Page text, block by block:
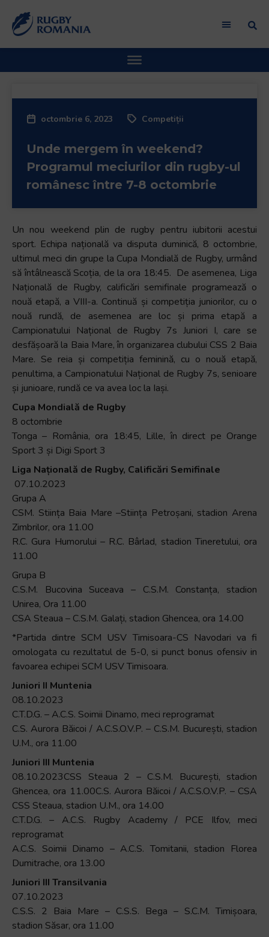
venit
cititorul
Pentru
Accessibility,
apăsați
rapidă
activează
cititorul
ecran
pentru
ajuta
navigați
octombrie 6, 2023 Competiții
Unde mergem în weekend?
Programul meciurilor din rugby-ul
românesc între 7-8 octombrie
Un nou weekend plin de rugby pentru iubitorii acestui
sport. Echipa națională va disputa duminică, 8 octombrie,
ultimul meci din grupe la Cupa Mondială de Rugby, urmând
să întâlnească Scoția, de la ora 18:45. De asemenea, Liga
Națională de Rugby, calificări semifinale programează o
nouă etapă, a VIII-a. Continuă și competiția juniorilor, cu o
nouă rundă, de asemenea are loc și prima etapă a
Campionatului Național de Rugby 7s Juniori I, care se
desfășoară la Baia Mare, în organizarea clubului CSS 2 Baia
Mare. Se reia și competiția feminină, cu o nouă etapă,
penultima, a Campionatului Național de Rugby 7s, senioare
și junioare, rundă ce va avea loc la Iași.
Cupa Mondială de Rugby
8 octombrie
Tonga – România, ora 18:45, Lille, în direct pe Orange
Sport 3 și Digi Sport 3
Liga Națională de Rugby, Calificări Semifinale
07.10.2023
Grupa A
CSM. Stiința Baia Mare –Stiința Petroșani, stadion Arena
Zimbrilor, ora 11.00
R.C. Gura Humorului – R.C. Bârlad, stadion Tineretului, ora
11.00
Grupa B
C.S.M. Bucovina Suceava – C.S.M. Constanța, stadion
Unirea, Ora 11.00
CSA Steaua – C.S.M. Galați, stadion Ghencea, ora 14.00
*Partida dintre SCM USV Timisoara-CS Navodari va fi
omologata cu rezultatul de 5-0, si punct bonus ofensiv in
favoarea echipei SCM USV Timisoara.
Juniori II Muntenia
08.10.2023
C.T.D.G. – A.C.S. Soimii Dinamo, meci reprogramat
C.S. Aurora Băicoi / A.C.S.O.V.P. – C.S.M. București, stadion
U.M., ora 11.00
Juniori III Muntenia
08.10.2023CSS Steaua 2 – C.S.M. București, stadion
Ghencea, ora 11.00C.S. Aurora Băicoi / A.C.S.O.V.P. – CSA
CSS Steaua, stadion U.M., ora 14.00
C.T.D.G. – A.C.S. Rugby Academy / PCE Ilfov, meci
reprogramat
A.C.S. Soimii Dinamo – A.C.S. Tomitanii, stadion Florea
Dumitrache, ora 13.00
Juniori III Transilvania
07.10.2023
C.S.S. 2 Baia Mare – C.S.S. Bega – S.C.M. Timișoara,
stadion Săsar, ora 11.00